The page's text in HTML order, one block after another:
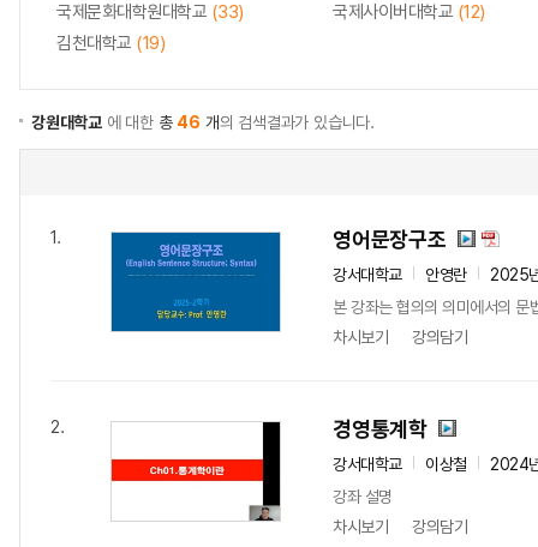
국제문화대학원대학교 (33) 국제사이버대학교 (12)
김천대학교 (19)
강원대학교 에 대한 총 46 개의 검색결과가 있습니다.
1. 영어문장구조
강서대학교 안영란
2025
본 강좌는 협의의 의미에서의
차시보기
강의담기
2. 경영통계학
강서대학교 이상철
2024
강좌 설명
차시보기
강의담기